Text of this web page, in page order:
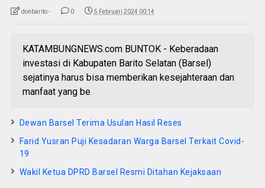
donbarito - 0 5 Februari 2024 00:14
KATAMBUNGNEWS.com BUNTOK - Keberadaan
investasi di Kabupaten Barito Selatan (Barsel)
sejatinya harus bisa memberikan kesejahteraan dan
manfaat yang be
Dewan Barsel Terima Usulan Hasil Reses
Farid Yusran Puji Kesadaran Warga Barsel Terkait Covid-
19
Wakil Ketua DPRD Barsel Resmi Ditahan Kejaksaan